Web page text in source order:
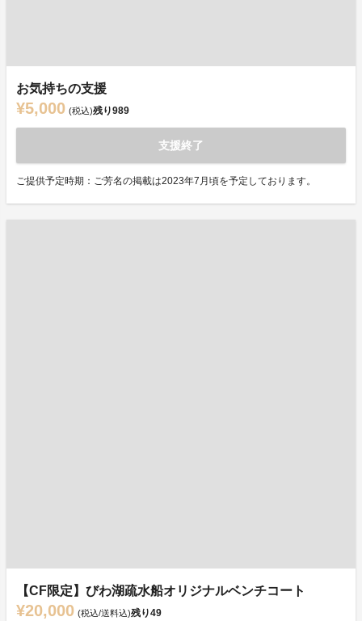
お気持ちの支援
¥5,000 (税込)残り989
支援終了
ご提供予定時期：ご芳名の掲載は2023年7月頃を予定しております。
【CF限定】びわ湖疏水船オリジナルベンチコート
¥20,000 (税込/送料込)残り49